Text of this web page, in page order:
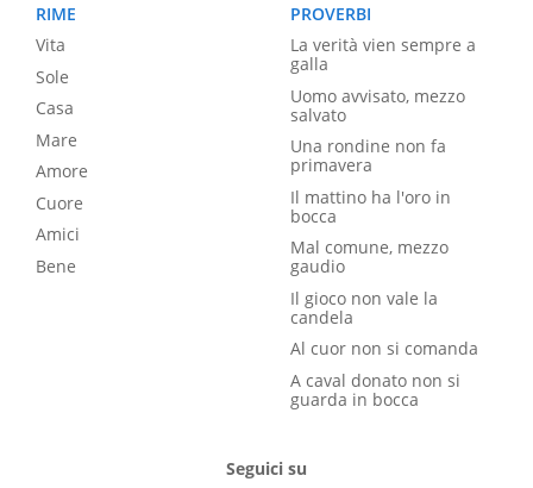
RIME
Vita
Sole
Casa
Mare
Amore
Cuore
Amici
Bene
PROVERBI
La verità vien sempre a
galla
Uomo avvisato, mezzo
salvato
Una rondine non fa
primavera
Il mattino ha l'oro in
bocca
Mal comune, mezzo
gaudio
Il gioco non vale la
candela
Al cuor non si comanda
A caval donato non si
guarda in bocca
Seguici su